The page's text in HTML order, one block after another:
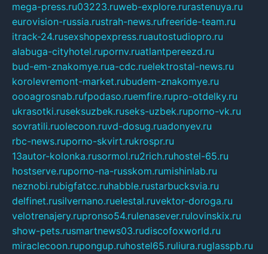
mega-press.ru03223.ruweb-explore.rurastenuya.ru
eurovision-russia.rustrah-news.rufreeride-team.ru
itrack-24.rusexshopexpress.ruautostudiopro.ru
alabuga-cityhotel.rupornv.ruatlantpereezd.ru
bud-em-znakomye.rua-cdc.ruelektrostal-news.ru
korolevremont-market.rubudem-znakomye.ru
oooagrosnab.rufpodaso.ruemfire.rupro-otdelky.ru
ukrasotki.ruseksuzbek.ruseks-uzbek.ruporno-vk.ru
sovratili.ruolecoon.ruvd-dosug.ruadonyev.ru
rbc-news.ruporno-skvirt.rukrospr.ru
13autor-kolonka.rusormol.ru2rich.ruhostel-65.ru
hostserve.ruporno-na-russkom.rumishinlab.ru
neznobi.rubigfatcc.ruhabble.rustarbucksvia.ru
delfinet.rusilvernano.ruelestal.ruvektor-doroga.ru
velotrenajery.rupronso54.rulenasever.rulovinskix.ru
show-pets.rusmartnews03.rudiscofoxworld.ru
miraclecoon.rupongup.ruhostel65.ruliura.ruglasspb.ru